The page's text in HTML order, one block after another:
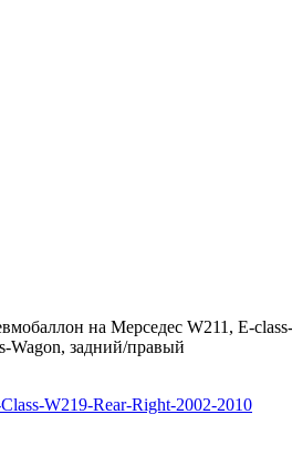
на Мерседес W211, E-